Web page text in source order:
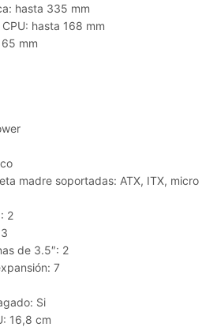
hasta 335 mm
hasta 168 mm
mm
madre soportadas: ATX, ITX, micro
2
de 3.5″: 2
7
Si
16,8 cm